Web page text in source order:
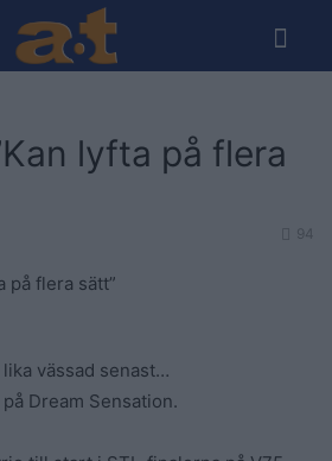
lyfta på flera
94
vässad senast…
Dream Sensation.